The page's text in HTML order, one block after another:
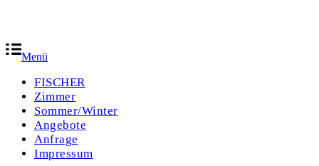
Menü
FISCHER
Zimmer
Sommer/Winter
Angebote
Anfrage
Impressum